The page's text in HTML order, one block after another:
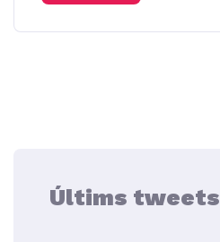
Últims tweets